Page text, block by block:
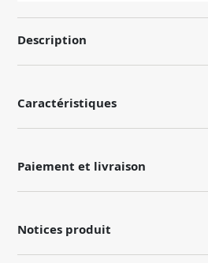
Description
Caractéristiques
Paiement et livraison
Notices produit